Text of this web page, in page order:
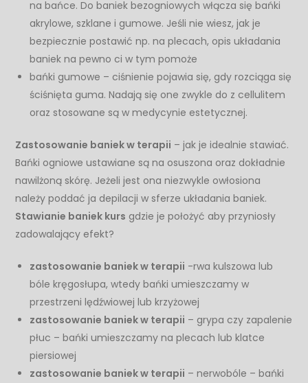
na bańce. Do baniek bezogniowych włącza się bańki
akrylowe, szklane i gumowe. Jeśli nie wiesz, jak je
bezpiecznie postawić np. na plecach, opis układania
baniek na pewno ci w tym pomoże
bańki gumowe – ciśnienie pojawia się, gdy rozciąga się
ściśnięta guma. Nadają się one zwykle do z cellulitem
oraz stosowane są w medycynie estetycznej.
Zastosowanie baniek w terapii – jak je idealnie stawiać.
Bańki ogniowe ustawiane są na osuszona oraz dokładnie
nawilżoną skórę. Jeżeli jest ona niezwykle owłosiona
należy poddać ja depilacji w sferze układania baniek.
Stawianie baniek kurs gdzie je położyć aby przyniosły
zadowalający efekt?
zastosowanie baniek w terapii -rwa kulszowa lub
bóle kręgosłupa, wtedy bańki umieszczamy w
przestrzeni lędźwiowej lub krzyżowej
zastosowanie baniek w terapii – grypa czy zapalenie
płuc – bańki umieszczamy na plecach lub klatce
piersiowej
zastosowanie baniek w terapii – nerwobóle – bańki